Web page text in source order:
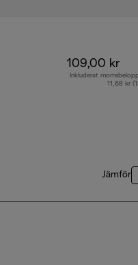
109,00 kr
Inkluderat
11,68 kr
Jämför